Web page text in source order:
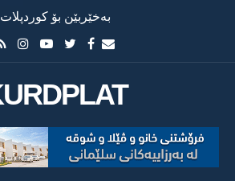
بەخێربێن بۆ کوردپلات
KURDPLAT